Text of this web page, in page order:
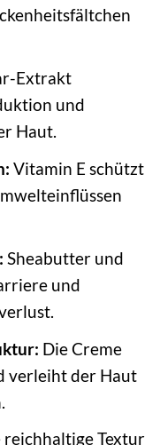
Extrakt
und
Haut.
Vitamin E schützt
Sheabutter und
und
Die Creme
verleiht der Haut
reichhaltige Textur